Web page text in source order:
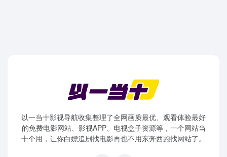
以一当十影视导航收集整理了全网画质最优、观看体验最好
的免费电影网站、影视APP、电视盒子资源等，一个网站当
十个用，让你白嫖追剧找电影再也不用东奔西跑找网站了。